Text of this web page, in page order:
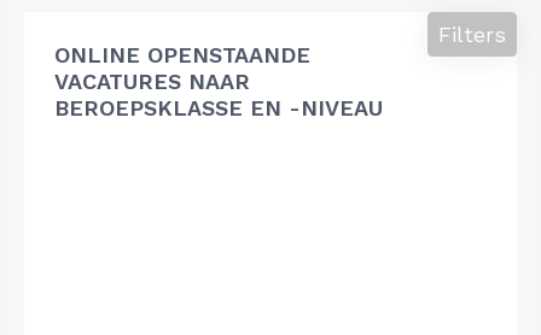
ONLINE OPENSTAANDE
VACATURES NAAR
BEROEPSKLASSE EN -NIVEAU
Filters